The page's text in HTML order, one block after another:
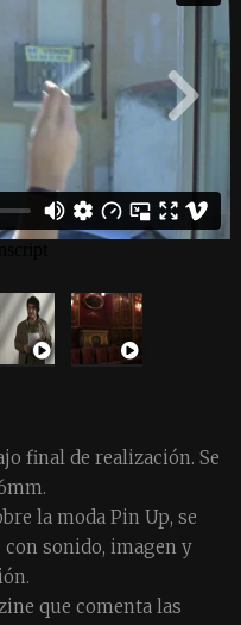
final de realización. Se
la moda Pin Up, se
sonido, imagen y
que comenta las